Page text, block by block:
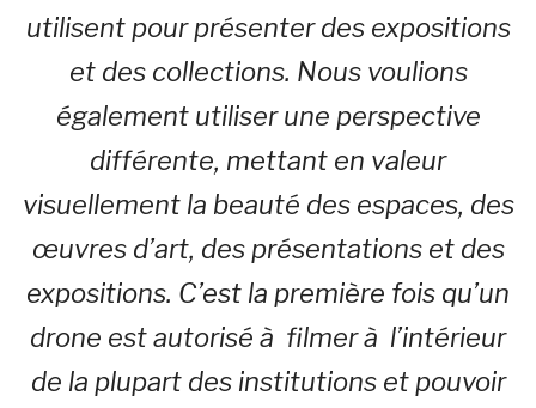
utilisent pour présenter des expositions
et des collections. Nous voulions
également utiliser une perspective
différente, mettant en valeur
visuellement la beauté des espaces, des
œuvres d’art, des présentations et des
expositions. C’est la première fois qu’un
drone est autorisé à filmer à l’intérieur
de la plupart des institutions et pouvoir